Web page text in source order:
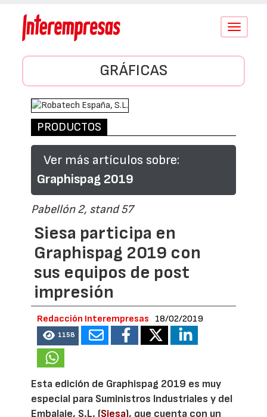
Conmutar
GRÁFICAS
PRODUCTOS
Ver más artículos sobre:
Graphispag 2019
Pabellón 2, stand 57
Siesa participa en
Graphispag 2019 con
sus equipos de post
impresión
Redacción Interempresas 18/02/2019
1158
Esta edición de Graphispag 2019 es muy
especial para Suministros Industriales y del
Embalaje, S.L. (Siesa), que cuenta con un